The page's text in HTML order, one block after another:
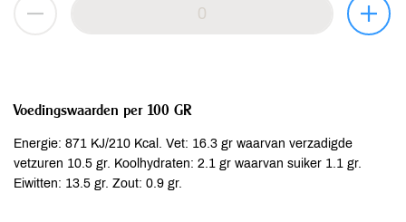
Voedingswaarden per 100 GR
Energie: 871 KJ/210 Kcal. Vet: 16.3 gr waarvan verzadigde
vetzuren 10.5 gr. Koolhydraten: 2.1 gr waarvan suiker 1.1 gr.
Eiwitten: 13.5 gr. Zout: 0.9 gr.